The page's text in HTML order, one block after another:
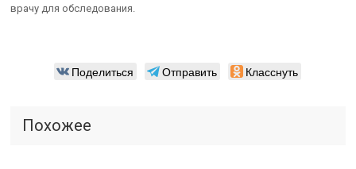
врачу для обследования.
Поделиться Отправить Класснуть
Похожее